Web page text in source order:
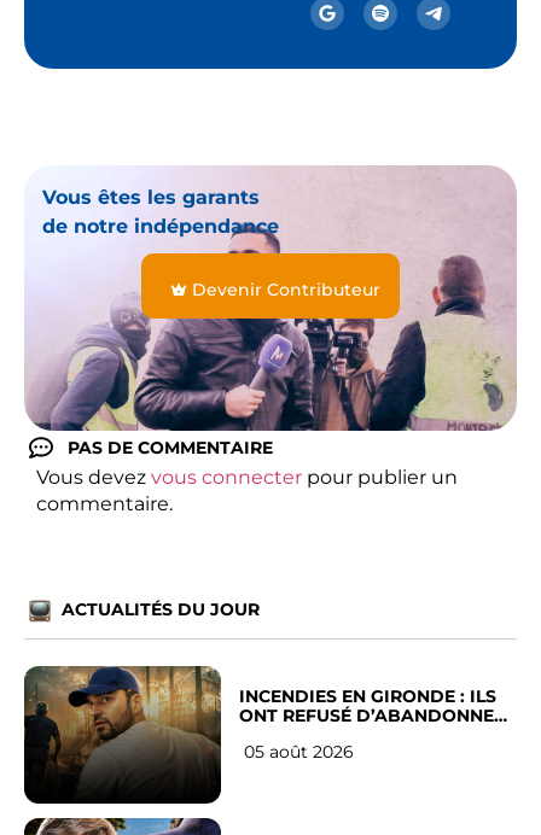
Vous êtes les garants
de notre indépendance
Devenir Contributeur
PAS DE COMMENTAIRE
Vous devez vous connecter pour publier un
commentaire.
ACTUALITÉS DU JOUR
INCENDIES EN GIRONDE : ILS
ONT REFUSÉ D’ABANDONNER
05 août 2026